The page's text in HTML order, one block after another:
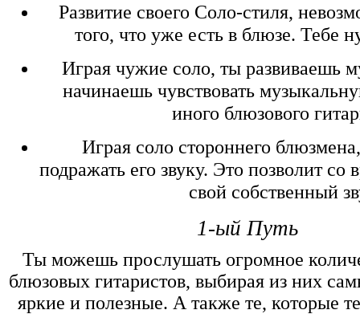
Развитие своего Соло-стиля,
того, что уже есть в блюзе. Тебе
Играя чужие соло, ты развиваешь
начинаешь чувствовать
иного блюзового
Играя соло стороннего
подражать его звуку. Это позволит со
свой собственный
1-ый Путь
Ты можешь прослушать огромное
блюзовых гитаристов, выбирая из них
яркие и полезные. А также те, которые